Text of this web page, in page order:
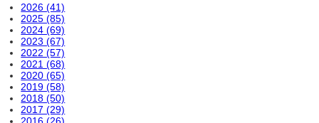
2026 (41)
2025 (85)
2024 (69)
2023 (67)
2022 (57)
2021 (68)
2020 (65)
2019 (58)
2018 (50)
2017 (29)
2016 (26)